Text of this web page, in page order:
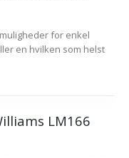
for enkel
en hvilken som helst
LM166